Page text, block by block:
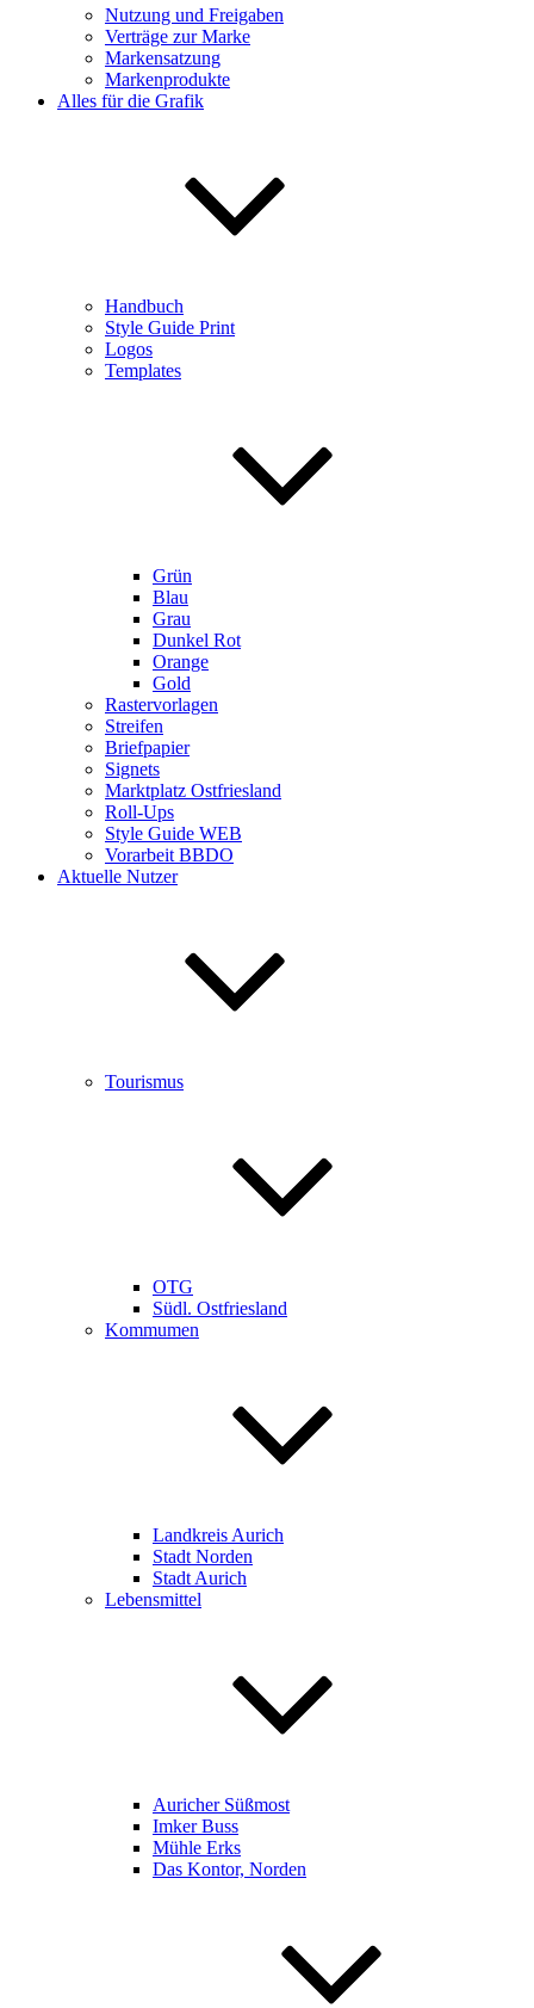
Nutzung und Freigaben
Verträge zur Marke
Markensatzung
Markenprodukte
Alles für die Grafik
Handbuch
Style Guide Print
Logos
Templates
Grün
Blau
Grau
Dunkel Rot
Orange
Gold
Rastervorlagen
Streifen
Briefpapier
Signets
Marktplatz Ostfriesland
Roll-Ups
Style Guide WEB
Vorarbeit BBDO
Aktuelle Nutzer
Tourismus
OTG
Südl. Ostfriesland
Kommumen
Landkreis Aurich
Stadt Norden
Stadt Aurich
Lebensmittel
Auricher Süßmost
Imker Buss
Mühle Erks
Das Kontor, Norden